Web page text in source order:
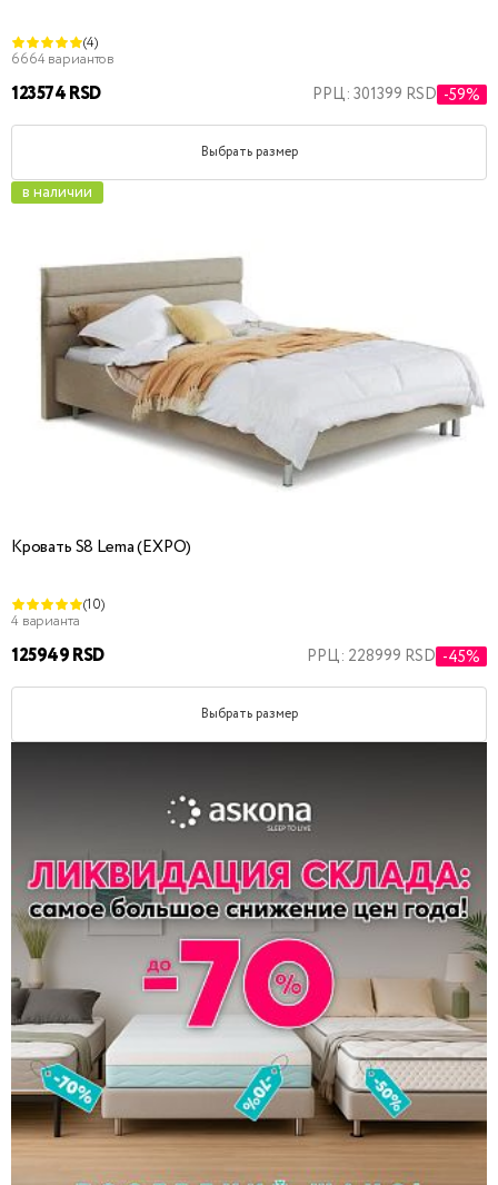
(4)
6664 вариантов
123574 RSD РРЦ: 301399 RSD -59%
Выбрать размер
в наличии
Кровать S8 Lema (EXPO)
(10)
4 варианта
125949 RSD РРЦ: 228999 RSD -45%
Выбрать размер